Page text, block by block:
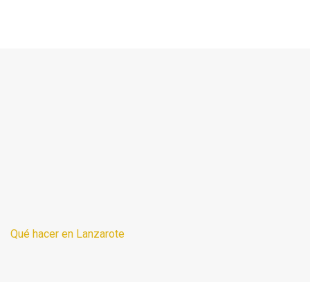
Qué hacer en Lanzarote